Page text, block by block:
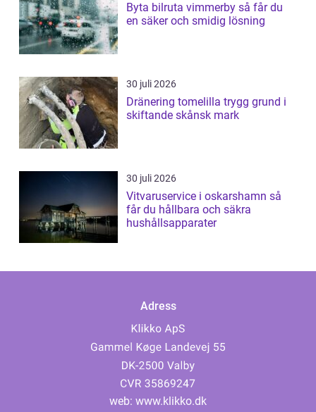
Byta bilruta vimmerby så får du
en säker och smidig lösning
30 juli 2026
Dränering tomelilla trygg grund i
skiftande skånsk mark
30 juli 2026
Vitvaruservice i oskarshamn så
får du hållbara och säkra
hushållsapparater
Adress
web: www.klikko.dk